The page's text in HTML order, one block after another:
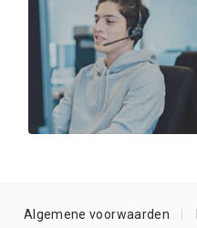
Algemene voorwaarden